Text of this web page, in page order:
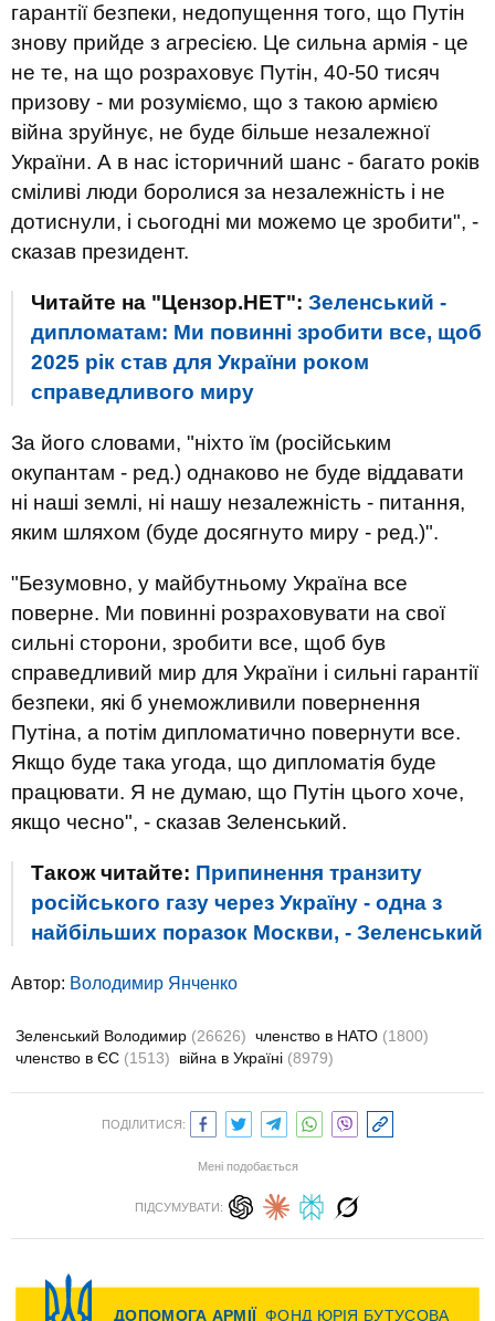
гарантії безпеки, недопущення того, що Путін
знову прийде з агресією. Це сильна армія - це
не те, на що розраховує Путін, 40-50 тисяч
призову - ми розуміємо, що з такою армією
війна зруйнує, не буде більше незалежної
України. А в нас історичний шанс - багато років
сміливі люди боролися за незалежність і не
дотиснули, і сьогодні ми можемо це зробити", -
сказав президент.
Читайте на "Цензор.НЕТ": Зеленський -
дипломатам: Ми повинні зробити все, щоб
2025 рік став для України роком
справедливого миру
За його словами, "ніхто їм (російським
окупантам - ред.) однаково не буде віддавати
ні наші землі, ні нашу незалежність - питання,
яким шляхом (буде досягнуто миру - ред.)".
"Безумовно, у майбутньому Україна все
поверне. Ми повинні розраховувати на свої
сильні сторони, зробити все, щоб був
справедливий мир для України і сильні гарантії
безпеки, які б унеможливили повернення
Путіна, а потім дипломатично повернути все.
Якщо буде така угода, що дипломатія буде
працювати. Я не думаю, що Путін цього хоче,
якщо чесно", - сказав Зеленський.
Також читайте: Припинення транзиту
російського газу через Україну - одна з
найбільших поразок Москви, - Зеленський
Автор: Володимир Янченко
Зеленський Володимир (26626) членство в НАТО (1800)
членство в ЄС (1513) війна в Україні (8979)
ПОДІЛИТИСЯ:
Мені подобається
ПІДСУМУВАТИ: